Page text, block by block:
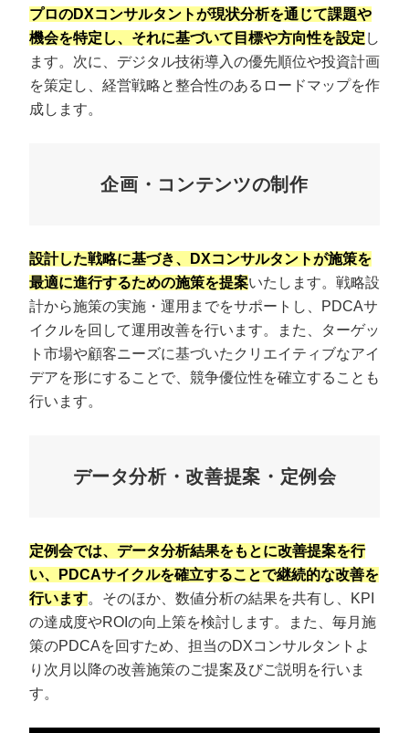
プロのDXコンサルタントが現状分析を通じて課題や
機会を特定し、それに基づいて目標や方向性を設定 し
ます。次に、デジタル技術導入の優先順位や投資計画
を策定し、経営戦略と整合性のあるロードマップを作
成します。
企画・コンテンツの制作
設計した戦略に基づき、DXコンサルタントが施策を
最適に進行するための施策を提案いたします。戦略設
計から施策の実施・運用までをサポートし、PDCAサ
イクルを回して運用改善を行います。また、ターゲッ
ト市場や顧客ニーズに基づいたクリエイティブなアイ
デアを形にすることで、競争優位性を確立することも
行います。
データ分析・改善提案・定例会
定例会では、データ分析結果をもとに改善提案を行
い、PDCAサイクルを確立することで継続的な改善を
行います。そのほか、数値分析の結果を共有し、KPI
の達成度やROIの向上策を検討します。また、毎月施
策のPDCAを回すため、担当のDXコンサルタントよ
り次月以降の改善施策のご提案及びご説明を行いま
す。